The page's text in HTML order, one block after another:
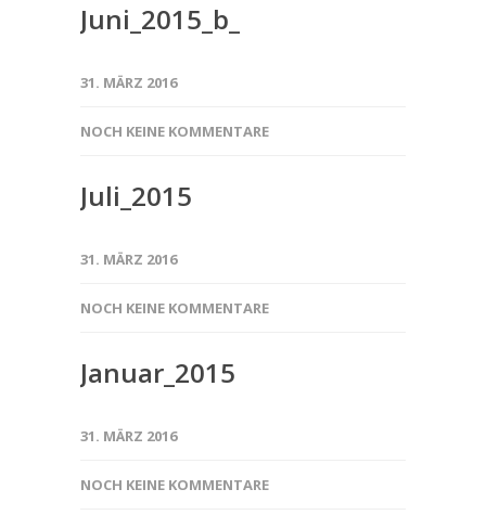
Juni_2015_b_
31. MÄRZ 2016
NOCH KEINE KOMMENTARE
Juli_2015
31. MÄRZ 2016
NOCH KEINE KOMMENTARE
Januar_2015
31. MÄRZ 2016
NOCH KEINE KOMMENTARE